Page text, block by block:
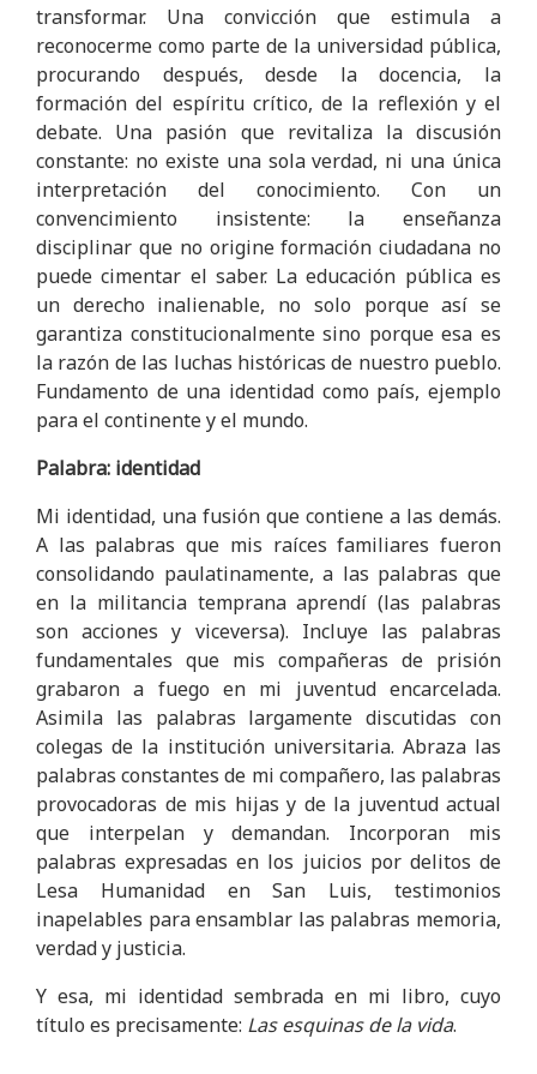
transformar. Una convicción que estimula a
reconocerme como parte de la universidad pública,
procurando después, desde la docencia, la
formación del espíritu crítico, de la reflexión y el
debate. Una pasión que revitaliza la discusión
constante: no existe una sola verdad, ni una única
interpretación del conocimiento. Con un
convencimiento insistente: la enseñanza
disciplinar que no origine formación ciudadana no
puede cimentar el saber. La educación pública es
un derecho inalienable, no solo porque así se
garantiza constitucionalmente sino porque esa es
la razón de las luchas históricas de nuestro pueblo.
Fundamento de una identidad como país, ejemplo
para el continente y el mundo.
Palabra: identidad
Mi identidad, una fusión que contiene a las demás.
A las palabras que mis raíces familiares fueron
consolidando paulatinamente, a las palabras que
en la militancia temprana aprendí (las palabras
son acciones y viceversa). Incluye las palabras
fundamentales que mis compañeras de prisión
grabaron a fuego en mi juventud encarcelada.
Asimila las palabras largamente discutidas con
colegas de la institución universitaria. Abraza las
palabras constantes de mi compañero, las palabras
provocadoras de mis hijas y de la juventud actual
que interpelan y demandan. Incorporan mis
palabras expresadas en los juicios por delitos de
Lesa Humanidad en San Luis, testimonios
inapelables para ensamblar las palabras memoria,
verdad y justicia.
Y esa, mi identidad sembrada en mi libro, cuyo
título es precisamente: Las esquinas de la vida.